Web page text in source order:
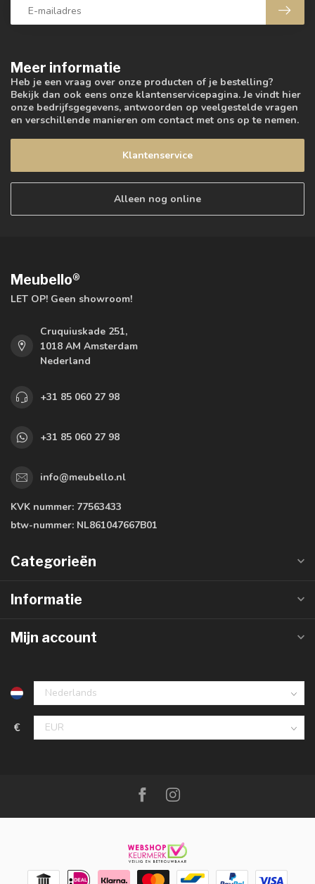
Meer informatie
Heb je een vraag over onze producten of je bestelling?
Bekijk dan ook eens onze klantenservicepagina. Je vindt hier
onze bedrijfsgegevens, antwoorden op veelgestelde vragen
en verschillende manieren om contact met ons op te nemen.
Klantenservice
Alleen nog online
Meubello®
LET OP! Geen showroom!
Cruquiuskade 251,
1018 AM Amsterdam
Nederland
+31 85 060 27 98
+31 85 060 27 98
info@meubello.nl
KVK nummer: 77563433
btw-nummer: NL861047667B01
Categorieën
Informatie
Mijn account
€